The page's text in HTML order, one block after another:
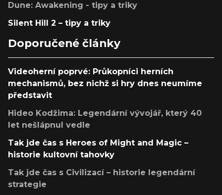
Dune: Awakening - tipy a triky
Silent Hill 2 – tipy a triky
Doporučené články
Videoherní poprvé: Průkopníci herních
mechanismů, bez nichž si hry dnes neumíme
představit
Hideo Kodžima: Legendární vývojář, který 40
let nešlápnul vedle
Tak jde čas s Heroes of Might and Magic –
historie kultovní tahovky
Tak jde čas s Civilizací – historie legendární
strategie